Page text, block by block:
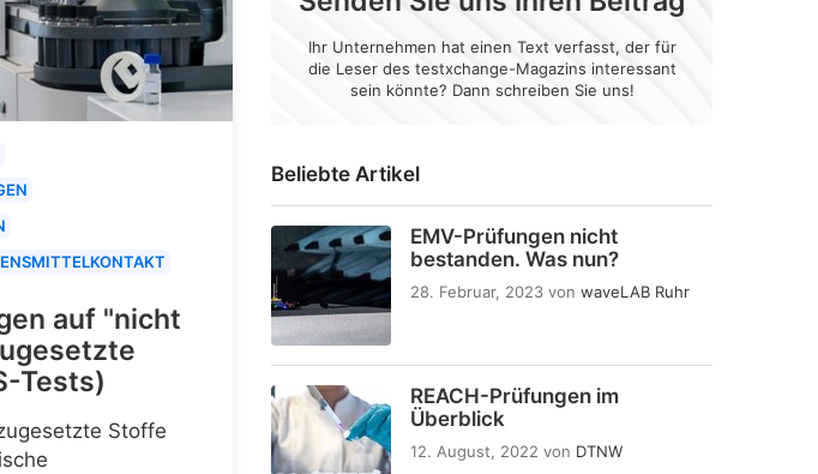
Beliebte Artikel
EMV-Prüfungen nicht
bestanden. Was nun?
28. Februar, 2023 von waveLAB Ruhr
REACH-Prüfungen im
Überblick
12. August, 2022 von DTNW
Ihr Unternehmen hat einen Text verfasst, der für
die Leser des testxchange-Magazins interessant
sein könnte? Dann schreiben Sie uns!
auf "nicht
Tests)
Stoffe